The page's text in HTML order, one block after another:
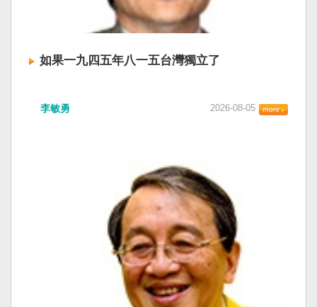
如果一九四五年八一五台灣獨立了
李敏勇 2026-08-05